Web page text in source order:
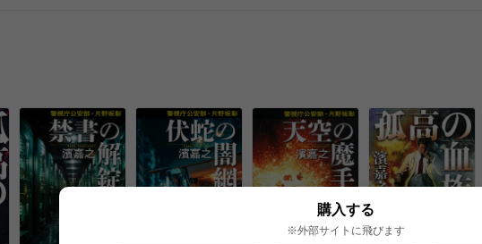
購入する
※外部サイトに飛びます